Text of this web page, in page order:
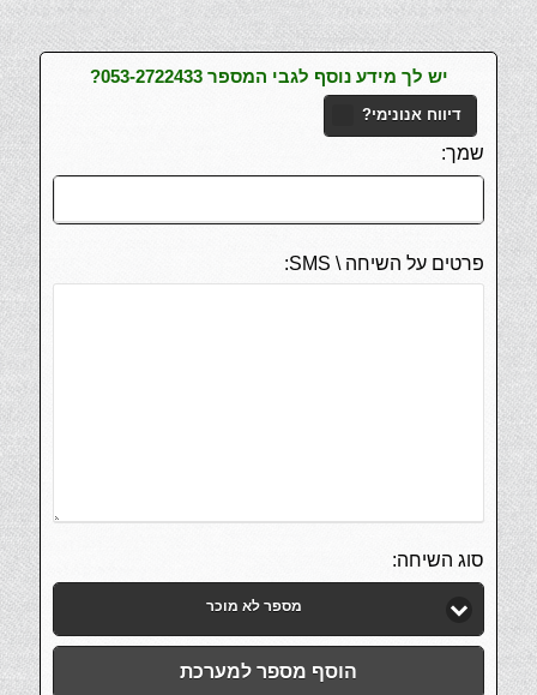
יש לך מידע נוסף לגבי המספר 053-2722433?
דיווח אנונימי?
שמך:
פרטים על השיחה \ SMS:
סוג השיחה:
מספר לא מוכר
הוסף מספר למערכת